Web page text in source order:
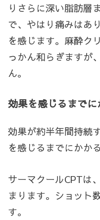
りさらに深い脂肪層
で、やはり痛みはあ
を感じます。麻酔ク
っかん和らぎますが
ん。
効果を感じるまで
効果が約半年間持続
を感じるまでにかか
サーマクールCPTは
まります。ショット
す。